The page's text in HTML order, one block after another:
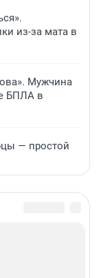
из-за мата в
Мужчина
БПЛА в
— простой